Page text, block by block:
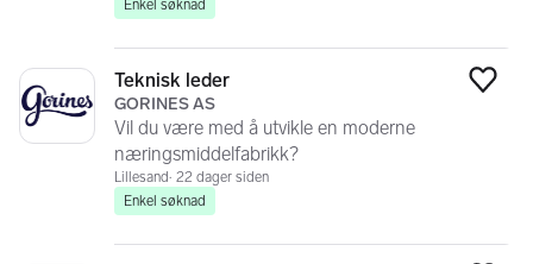
Enkel søknad
Teknisk leder
GORINES AS
Vil du være med å utvikle en moderne
næringsmiddelfabrikk?
Lillesand 22 dager siden
Enkel søknad